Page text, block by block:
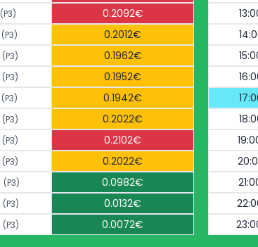
(P3)
0.2092€
(P3)
0.2012€
(P3)
0.1962€
(P3)
0.1952€
(P3)
0.1942€
(P3)
0.2022€
(P3)
0.2102€
(P3)
0.2022€
(P3)
0.0982€
(P3)
0.0132€
(P3) 0.0072€